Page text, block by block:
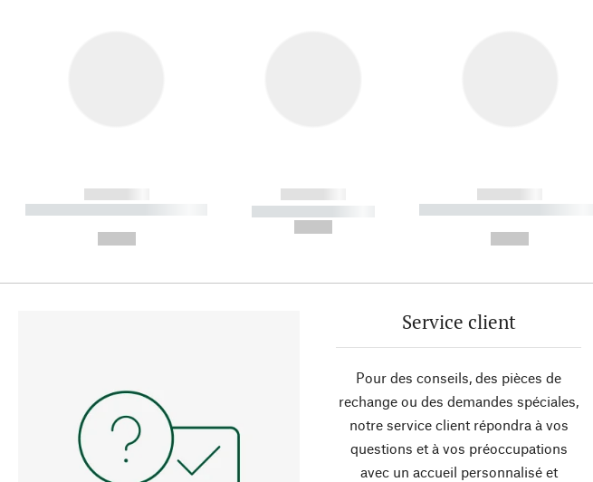
------------
----------- ----------- ----------
------------
----------- -----------
------------
----------- ----------- ----------
Service client
Pour des conseils, des pièces de
rechange ou des demandes spéciales,
notre service client répondra à vos
questions et à vos préoccupations
avec un accueil personnalisé et